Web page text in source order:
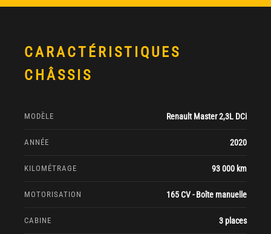
CARACTÉRISTIQUES
CHÂSSIS
MODÈLE Renault Master 2,3L DCi
ANNÉE 2020
KILOMÉTRAGE 93 000 km
MOTORISATION 165 CV - Boîte manuelle
CABINE 3 places